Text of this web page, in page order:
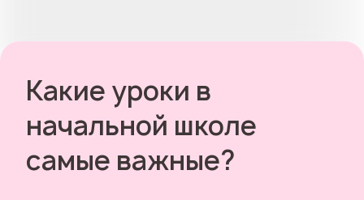
Какие уроки в
начальной школе
самые важные?